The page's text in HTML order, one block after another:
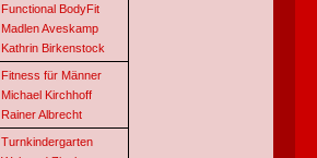
Functional BodyFit
Madlen Aveskamp
Kathrin Birkenstock
Fitness für Männer
Michael Kirchhoff
Rainer Albrecht
Turnkindergarten